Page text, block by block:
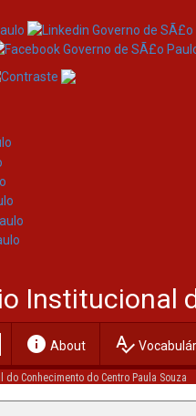
Institucional
info About spellcheck
do Conhecimento do Centro Paula Souza